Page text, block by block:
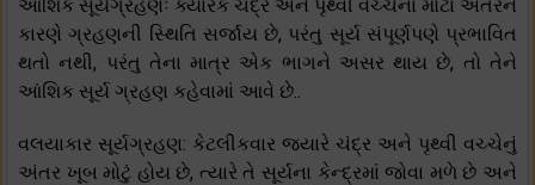
આંશિક સૂર્યગ્રહણઃ ક્યારેક ચંદ્ર અને પૃથ્વી વચ્ચેના મોટા અંતરને
કારણે ગ્રહણની સ્થિતિ સર્જાય છે, પરંતુ સૂર્ય સંપૂર્ણપણે પ્રભાવિત
થતો નથી, પરંતુ તેના માત્ર એક ભાગને અસર થાય છે, તો તેને
આંશિક સૂર્ય ગ્રહણ કહેવામાં આવે છે..
વલયાકાર સૂર્યગ્રહણ: કેટલીકવાર જ્યારે ચંદ્ર અને પૃથ્વી વચ્ચેનું
અંતર ખૂબ મોટું હોય છે, ત્યારે તે સૂર્યના કેન્દ્રમાં જોવા મળે છે અને